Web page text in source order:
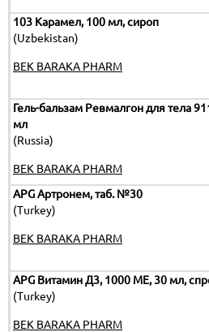
103 Карамел, 100 мл, сироп
(Uzbekistan)
BEK BARAKA PHARM
Гель-бальзам Ревмалгон для тела
мл
(Russia)
BEK BARAKA PHARM
APG Артронем, таб. №30
(Turkey)
BEK BARAKA PHARM
APG Витамин Д3, 1000 МЕ, 30 мл,
(Turkey)
BEK BARAKA PHARM